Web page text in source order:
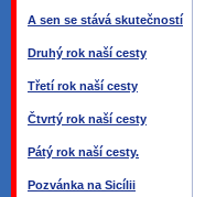
A sen se stává skutečností
Druhý rok naší cesty
Třetí rok naší cesty
Čtvrtý rok naší cesty
Pátý rok naší cesty.
Pozvánka na Sicílii